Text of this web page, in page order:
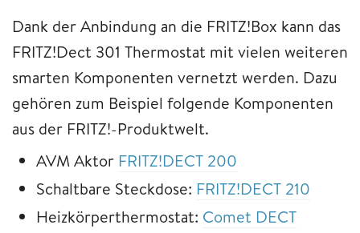
Dank der Anbindung an die FRITZ!Box kann das
FRITZ!Dect 301 Thermostat mit vielen weiteren
smarten Komponenten vernetzt werden. Dazu
gehören zum Beispiel folgende Komponenten
aus der FRITZ!-Produktwelt.
AVM Aktor FRITZ!DECT 200
Schaltbare Steckdose: FRITZ!DECT 210
Heizkörperthermostat: Comet DECT